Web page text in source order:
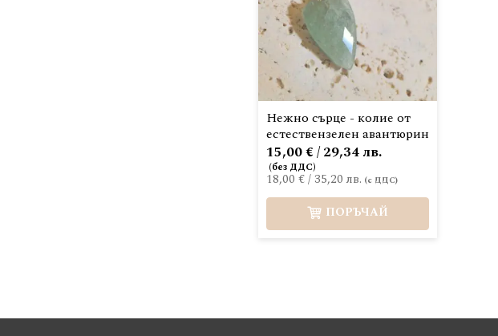
Нежно сърце - колие от
естествензелен авантюрин
18,00 €/ 35,20 лв.
15,00 € / 29,34 лв.
ПОРЪЧАЙ